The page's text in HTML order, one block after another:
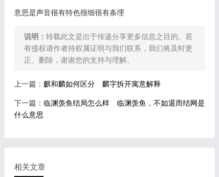
意思是声音很有特色很细很有条理
说明： 转载此文是出于传递分享更多信息之目的。若
有侵权请作者持权属证明与我们联系，我们将及时更
正、删除，谢谢您的支持与理解。
上一篇： 麒和麟如何区分 麟字拆开寓意解释
下一篇： 临渊羡鱼结局怎么样 临渊羡鱼，不如退而结网是
什么意思
相关文章